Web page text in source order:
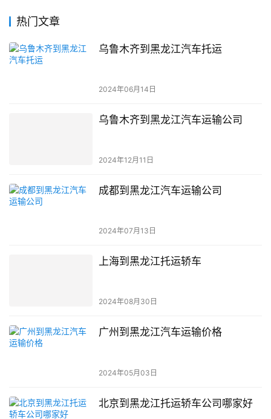
热门文章
乌鲁木齐到黑龙江汽车托运
2024年06月14日
乌鲁木齐到黑龙江汽车运输公司
2024年12月11日
成都到黑龙江汽车运输公司
2024年07月13日
上海到黑龙江托运轿车
2024年08月30日
广州到黑龙江汽车运输价格
2024年05月03日
北京到黑龙江托运轿车公司哪家好